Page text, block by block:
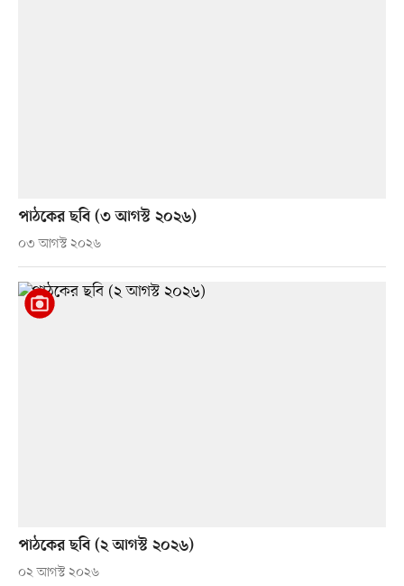
পাঠকের ছবি (৩ আগস্ট ২০২৬)
০৩ আগস্ট ২০২৬
পাঠকের ছবি (২ আগস্ট ২০২৬)
০২ আগস্ট ২০২৬